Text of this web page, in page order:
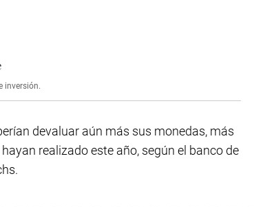
inversión.
devaluar aún más sus monedas, más
realizado este año, según el banco de